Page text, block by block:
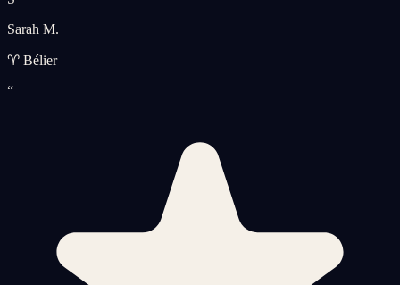
Sarah M.
♈ Bélier
“